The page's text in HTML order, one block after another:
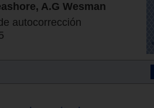
A.G Wesman
autocorrección